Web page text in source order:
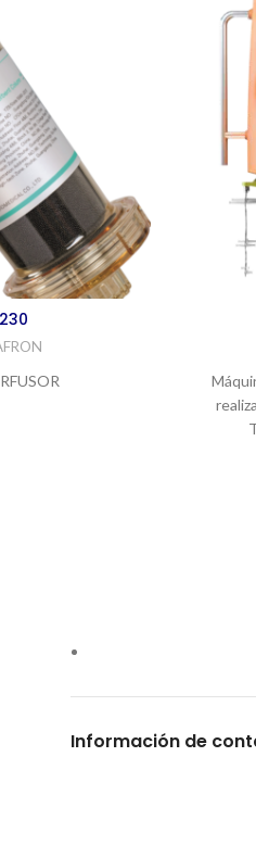
Información de